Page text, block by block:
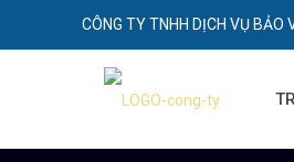
CÔNG TY TNHH DỊCH VỤ BẢO